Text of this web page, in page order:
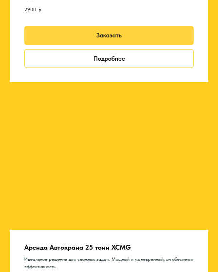
2900 р.
Заказать
Подробнее
Аренда Автокрана 25 тонн XCMG
Идеальное решение для сложных задач. Мощный и маневренный, он обеспечит
эффективность